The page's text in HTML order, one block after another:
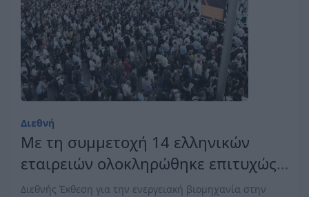
Διεθνή
Με τη συμμετοχή 14 ελληνικών
εταιρειών ολοκληρώθηκε επιτυχώς
η The smarter E Europe 2026
Διεθνής Έκθεση για την ενεργειακή βιομηχανία στην